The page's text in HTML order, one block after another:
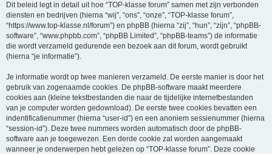
Dit beleid legt in detail uit hoe “TOP-klasse forum” samen met zijn verbonden
diensten en bedrijven (hierna “wij”, “ons”, “onze”, “TOP-klasse forum”,
“https://www.top-klasse.nl/forum”) en phpBB (hierna “zij”, “hun”, “zijn”, “phpBB-
software”, “www.phpbb.com”, “phpBB Limited”, “phpBB-teams”) de informatie
die wordt verzameld gedurende een bezoek aan dit forum, wordt gebruikt
(hierna “je informatie”).
Je informatie wordt op twee manieren verzameld. De eerste manier is door het
gebruik van zogenaamde cookies. De phpBB-software maakt meerdere
cookies aan (kleine tekstbestanden die naar de tijdelijke internetbestanden
van je computer worden gedownload). De eerste twee cookies bevatten een
indentificatienummer (hierna “user-id”) en een anoniem sessienummer (hierna
“session-id”). Deze twee nummers worden automatisch door de phpBB-
software aan je toegewezen. Een derde cookie zal worden aangemaakt
wanneer je onderwerpen hebt gelezen op “TOP-klasse forum”. Deze cookie